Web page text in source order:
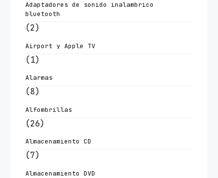
Adaptadores de sonido inalambrico
bluetooth
(2)
Airport y Apple TV
(1)
Alarmas
(8)
Alfombrillas
(26)
Almacenamiento CD
(7)
Almacenamiento DVD